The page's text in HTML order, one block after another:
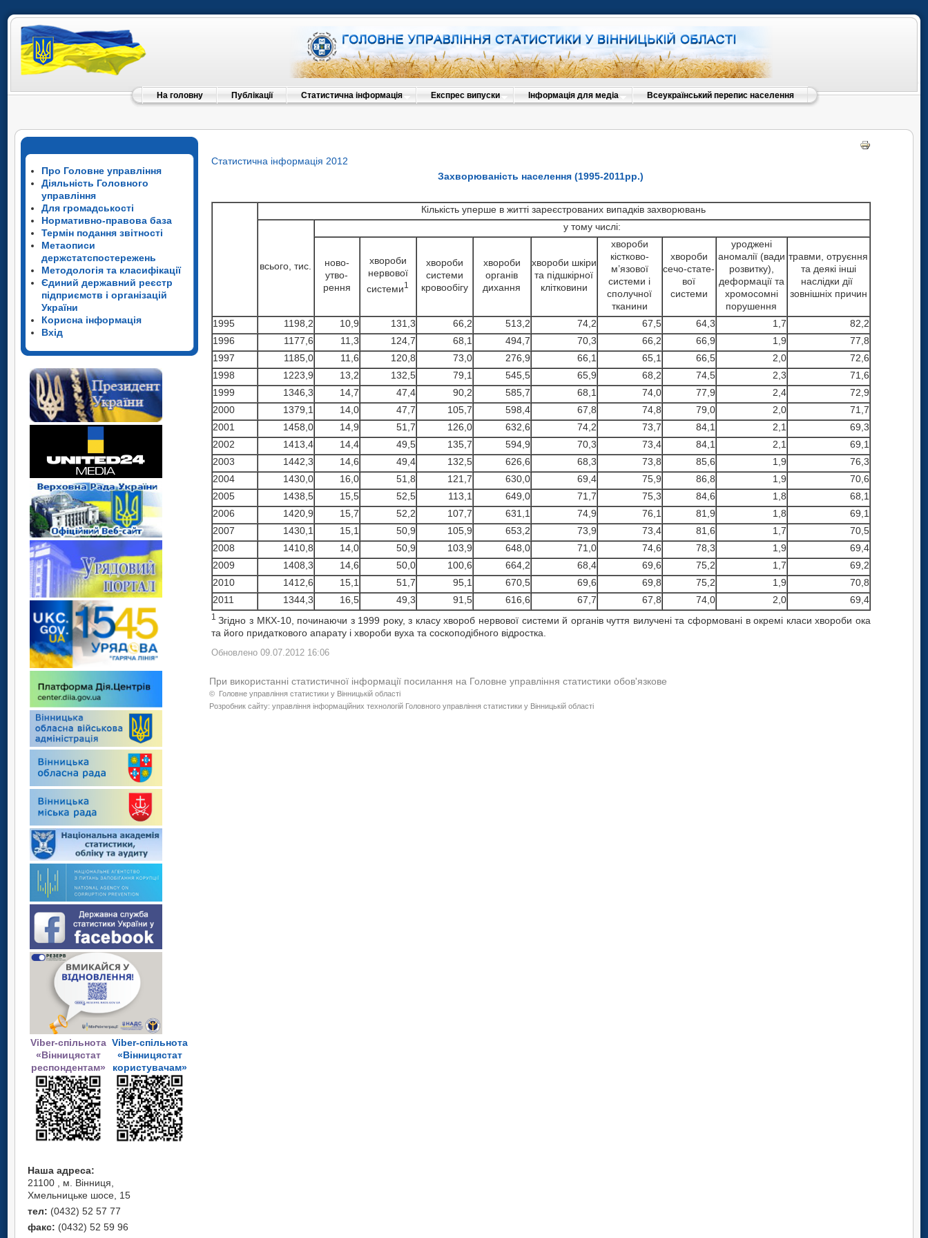
На головну Публікації Статистична інформація Експрес випуски Інформація для медіа Всеукраїнський перепис населення
Про Головне управління
Діяльність Головного
управління
Для громадськості
Нормативно-правова база
Термін подання звітності
Метаописи
держстатспостережень
Методологія та класифікації
Єдиний державний реєстр
підприємств і організацій
України
Корисна інформація
Вхід
Viber-спільнота
«Вінницястат
респондентам»
Viber-спільнота
«Вінницястат
користувачам»
Наша адреса:
21100 , м. Вінниця,
Хмельницьке шосе, 15
тел: (0432) 52 57 77
факс: (0432) 52 59 96
Статистична інформація 2012
Захворюваність населення (1995-2011рр.)
Кількість уперше в житті зареєстрованих випадків захворювань
всього, тис.
у тому числі:
ново-
утво-
рення
хвороби
нервової
системи1
хвороби
системи
кровообігу
хвороби
органів
дихання
хвороби шкіри
та підшкірної
клітковини
хвороби
кістково-
м’язової
системи і
сполучної
тканини
хвороби
сечо-стате-
вої
системи
уроджені
аномалії (вади
розвитку),
деформації та
хромосомні
порушення
травми, отруєння
та деякі інші
наслідки дії
зовнішніх причин
1995 1198,2 10,9 131,3 66,2 513,2 74,2 67,5 64,3 1,7
82,2
1996
1177,6 11,3 124,7 68,1 494,7 70,3 66,2 66,9 1,9
77,8
1997
1185,0 11,6 120,8 73,0 276,9 66,1 65,1 66,5 2,0
72,6
1998
1223,9 13,2 132,5 79,1 545,5 65,9 68,2 74,5 2,3
71,6
1999
1346,3 14,7 47,4 90,2 585,7 68,1 74,0 77,9 2,4
72,9
2000
1379,1 14,0 47,7 105,7 598,4 67,8 74,8 79,0 2,0
71,7
2001
1458,0 14,9 51,7 126,0 632,6 74,2 73,7 84,1 2,1
69,3
2002
1413,4 14,4 49,5 135,7 594,9 70,3 73,4 84,1 2,1
69,1
2003
1442,3 14,6 49,4 132,5 626,6 68,3 73,8 85,6 1,9
76,3
2004
1430,0 16,0 51,8 121,7 630,0 69,4 75,9 86,8 1,9
70,6
2005
1438,5 15,5 52,5 113,1 649,0 71,7 75,3 84,6 1,8
68,1
2006
1420,9 15,7 52,2 107,7 631,1 74,9 76,1 81,9 1,8
69,1
2007
1430,1 15,1 50,9 105,9 653,2 73,9 73,4 81,6 1,7
70,5
2008
1410,8 14,0 50,9 103,9 648,0 71,0 74,6 78,3 1,9
69,4
2009
1408,3 14,6 50,0 100,6 664,2 68,4 69,6 75,2 1,7
69,2
2010
1412,6 15,1 51,7 95,1 670,5 69,6 69,8 75,2 1,9
70,8
2011
1344,3 16,5 49,3 91,5 616,6 67,7 67,8 74,0 2,0 69,4
1 Згідно з МКХ-10, починаючи з 1999 року, з класу хвороб нервової системи й органів чуття вилучені та сформовані в окремі класи хвороби ока
та його придаткового апарату і хвороби вуха та соскоподібного відростка.
Обновлено 09.07.2012 16:06
При використанні статистичної інформації посилання на Головне управління статистики обов'язкове
© Головне управління статистики у Вінницькій області
Розробник сайту: управління інформаційних технологій Головного управління статистики у Вінницькій області